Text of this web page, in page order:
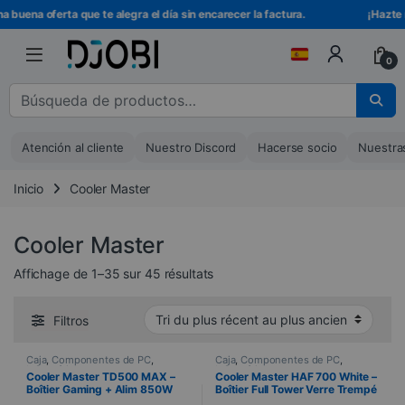
Ir a la navegación
Ir al contenido
oferta que te alegra el día sin encarecer la factura. ¡Hazte
0
Buscar :
Atención al cliente Nuestro Discord Hacerse socio
Inicio Cooler Master
Cooler Master
Affichage de 1–35 sur 45 résultatsTrié du plus récent au plus
Filtros
Caja, Componentes de PC,
Informática
Cooler Master TD500 MAX –
Boîtier Gaming + Alim 850W
Caja, Componentes de PC,
Informática
Cooler Master HAF 700 White –
Boîtier Full Tower Verre Trempé